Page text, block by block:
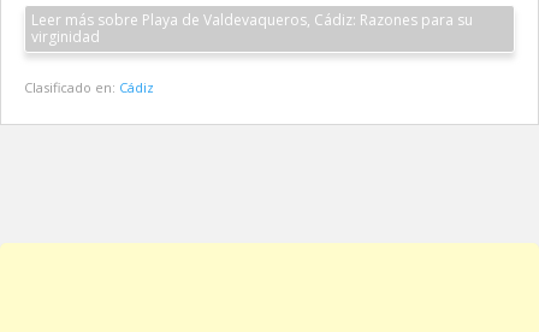
Leer más sobre Playa de Valdevaqueros, Cádiz: Razones para su
virginidad
Clasificado en: Cádiz